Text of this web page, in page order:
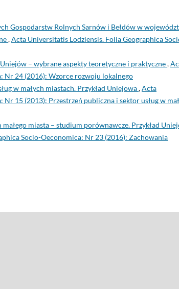
Gospodarstw Rolnych Sarnów i Bełdów w
,Acta Universitatis Lodziensis. Folia Geographica
– wybrane aspekty teoretyczne i praktyczne,
Nr 24 (2016): Wzorce rozwoju lokalnego
w małych miastach. Przykład Uniejowa,Acta
15 (2013): Przestrzeń publiczna i sektor usług w
miasta – studium porównawcze. Przykład
Socio-Oeconomica: Nr 23 (2016): Zachowania